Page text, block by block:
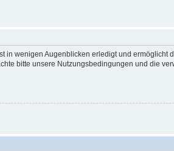
wenigen Augenblicken erledigt und ermöglicht
bitte unsere Nutzungsbedingungen und die